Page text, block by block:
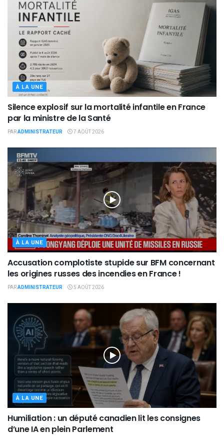
À LA UNE
Silence explosif sur la mortalité infantile en France
par la ministre de la Santé
PARADMINISTRATEUR 7 AOÛT 2026
À LA UNE
Accusation complotiste stupide sur BFM concernant
les origines russes des incendies en France !
PARADMINISTRATEUR 5 AOÛT 2026
À LA UNE
Humiliation : un député canadien lit les consignes
d’une IA en plein Parlement